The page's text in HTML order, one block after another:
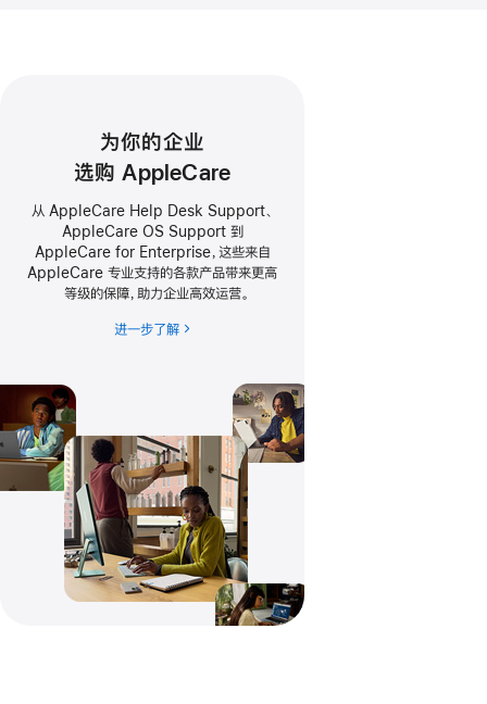
为你的企业
选购 AppleCare
从 AppleCare Help Desk Support、
AppleCare OS Support 到
AppleCare for Enterprise，这些来自
AppleCare 专业支持的各款产品带来更高
等级的保障，助力企业高效运营。
进一步了解